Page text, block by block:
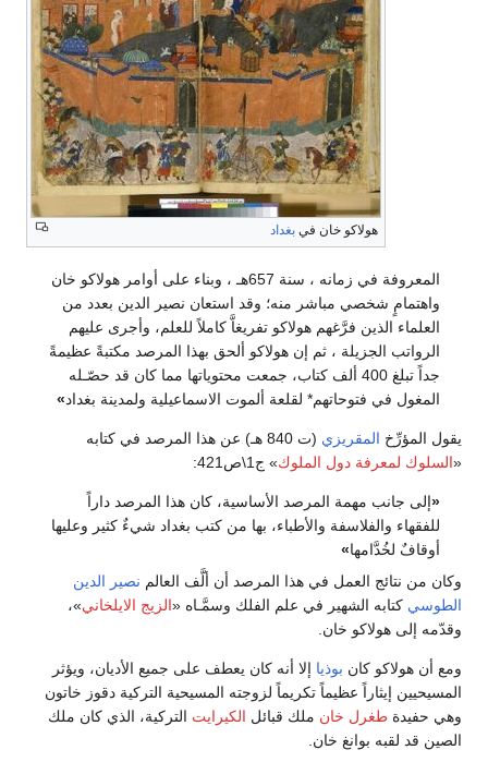
هولاكو خان في بغداد
المعروفة في زمانه ، سنة 657هـ ، وبناء على أوامر هولاكو خان
واهتمامٍ شخصي مباشر منه؛ وقد استعان نصير الدين بعدد من
العلماء الذين فرَّغهم هولاكو تفريغاَّ كاملاً للعلم، وأجرى عليهم
الرواتب الجزيلة ، ثم إن هولاكو ألحق بهذا المرصد مكتبةً عظيمةً
جداً تبلغ 400 ألف كتاب، جمعت محتوياتها مما كان قد حصّـله
المغول في فتوحاتهم* لقلعة ألموت الاسماعيلية ولمدينة بغداد»
يقول المؤرِّخ المقريزي
(ت 840 هـ) عن هذا المرصد في كتابه
«السلوك لمعرفة دول الملوك» ج1\ص421:
«إلى جانب مهمة المرصد الأساسية، كان هذا المرصد داراً
للفقهاء والفلاسفة والأطباء، بها من كتب بغداد شيءٌ كثير وعليها
أوقافٌ لخُدَّامها»
وكان من نتائج العمل في هذا المرصد أن ألَّف العالم نصير الدين
الطوسي كتابه الشهير في علم الفلك وسمَّـاه «الزيج الايلخاني»،
وقدّمه إلى هولاكو خان.
ومع أن هولاكو كان بوذيا إلا أنه كان يعطف على جميع الأديان، ويؤثر
المسيحيين إيثاراً عظيماً تكريماً لزوجته المسيحية التركية دقوز خاتون
وهي حفيدة طغرل خان ملك قبائل الكيرايت التركية، الذي كان ملك
الصين قد لقبه بوانغ خان.